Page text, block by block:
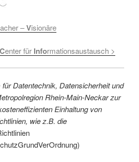
acher –Visionäre
Center für Informationsaustausch >
Datentechnik, Datensicherheit und
Rhein-Main-Neckar zur
Einhaltung von
wie z.B. die